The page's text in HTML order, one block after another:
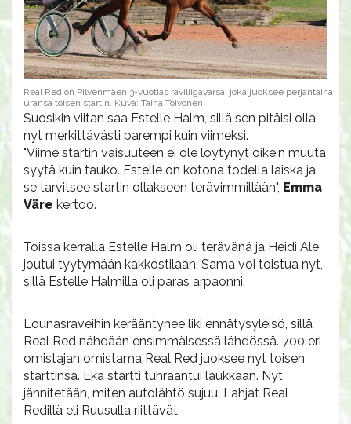
Real Red on Pilvenmäen 3-vuotias raviliigavarsa, joka juoksee perjantaina
uransa toisen startin. Kuva: Taina Toivonen
Suosikin viitan saa Estelle Halm, sillä sen pitäisi olla
nyt merkittävästi parempi kuin viimeksi.
"Viime startin vaisuuteen ei ole löytynyt oikein muuta
syytä kuin tauko. Estelle on kotona todella laiska ja
se tarvitsee startin ollakseen terävimmillään", Emma
Väre kertoo.
Toissa kerralla Estelle Halm oli terävänä ja Heidi Ale
joutui tyytymään kakkostilaan. Sama voi toistua nyt,
sillä Estelle Halmilla oli paras arpaonni.
Lounasraveihin kerääntynee liki ennätysyleisö, sillä
Real Red nähdään ensimmäisessä lähdössä. 700 eri
omistajan omistama Real Red juoksee nyt toisen
starttinsa. Eka startti tuhraantui laukkaan. Nyt
jännitetään, miten autolähtö sujuu. Lahjat Real
Redillä eli Ruusulla riittävät.